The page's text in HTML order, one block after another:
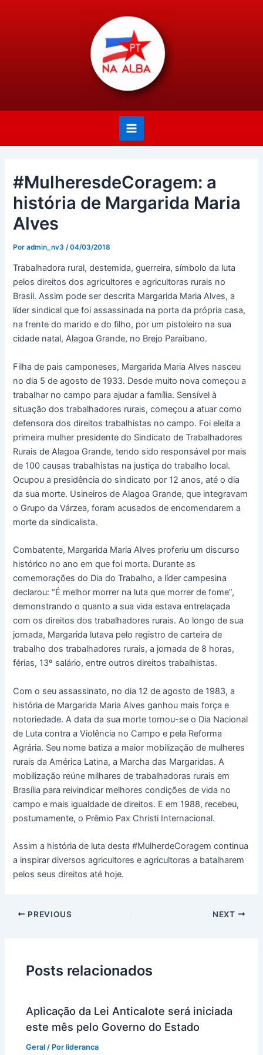
Menu
#MulheresdeCoragem: a
história de Margarida Maria
Alves
Poradmin_nv3/04/03/2018
Trabalhadora rural, destemida, guerreira, símbolo da luta
pelos direitos dos agricultores e agricultoras rurais no
Brasil. Assim pode ser descrita Margarida Maria Alves, a
líder sindical que foi assassinada na porta da própria casa,
na frente do marido e do filho, por um pistoleiro na sua
cidade natal, Alagoa Grande, no Brejo Paraibano.
Filha de pais camponeses, Margarida Maria Alves nasceu
no dia 5 de agosto de 1933. Desde muito nova começou a
trabalhar no campo para ajudar a família. Sensível à
situação dos trabalhadores rurais, começou a atuar como
defensora dos direitos trabalhistas no campo. Foi eleita a
primeira mulher presidente do Sindicato de Trabalhadores
Rurais de Alagoa Grande, tendo sido responsável por mais
de 100 causas trabalhistas na justiça do trabalho local.
Ocupou a presidência do sindicato por 12 anos, até o dia
da sua morte. Usineiros de Alagoa Grande, que integravam
o Grupo da Várzea, foram acusados de encomendarem a
morte da sindicalista.
Combatente, Margarida Maria Alves proferiu um discurso
histórico no ano em que foi morta. Durante as
comemorações do Dia do Trabalho, a líder campesina
declarou: “É melhor morrer na luta que morrer de fome”,
demonstrando o quanto a sua vida estava entrelaçada
com os direitos dos trabalhadores rurais. Ao longo de sua
jornada, Margarida lutava pelo registro de carteira de
trabalho dos trabalhadores rurais, a jornada de 8 horas,
férias, 13º salário, entre outros direitos trabalhistas.
Com o seu assassinato, no dia 12 de agosto de 1983, a
história de Margarida Maria Alves ganhou mais força e
notoriedade. A data da sua morte tornou-se o Dia Nacional
de Luta contra a Violência no Campo e pela Reforma
Agrária. Seu nome batiza a maior mobilização de mulheres
rurais da América Latina, a Marcha das Margaridas. A
mobilização reúne milhares de trabalhadoras rurais em
Brasília para reivindicar melhores condições de vida no
campo e mais igualdade de direitos. E em 1988, recebeu,
postumamente, o Prêmio Pax Christi Internacional.
Assim a história de luta desta #MulherdeCoragem continua
a inspirar diversos agricultores e agricultoras a batalharem
pelos seus direitos até hoje.
PREVIOUS NEXT
Posts relacionados
Aplicação da Lei Anticalote será iniciada
este mês pelo Governo do Estado
Geral / Porlideranca